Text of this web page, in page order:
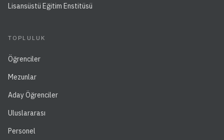
Lisansüstü Eğitim Enstitüsü
TOPLULUK
Öğrenciler
Mezunlar
Aday Öğrenciler
Uluslararası
Personel